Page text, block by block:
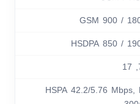
GSM 900 /
HSDPA 850 /
HSPA 42.2/5.76 Mbps,